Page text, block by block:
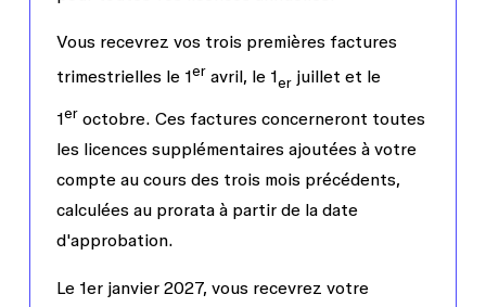
Vous recevrez vos trois premières factures
trimestrielles le 1er avril, le 1erjuillet et le
1eroctobre. Ces factures concerneront toutes
les licences supplémentaires ajoutées à votre
compte au cours des trois mois précédents,
calculées au prorata à partir de la date
d'approbation.
Le 1er janvier 2027, vous recevrez votre